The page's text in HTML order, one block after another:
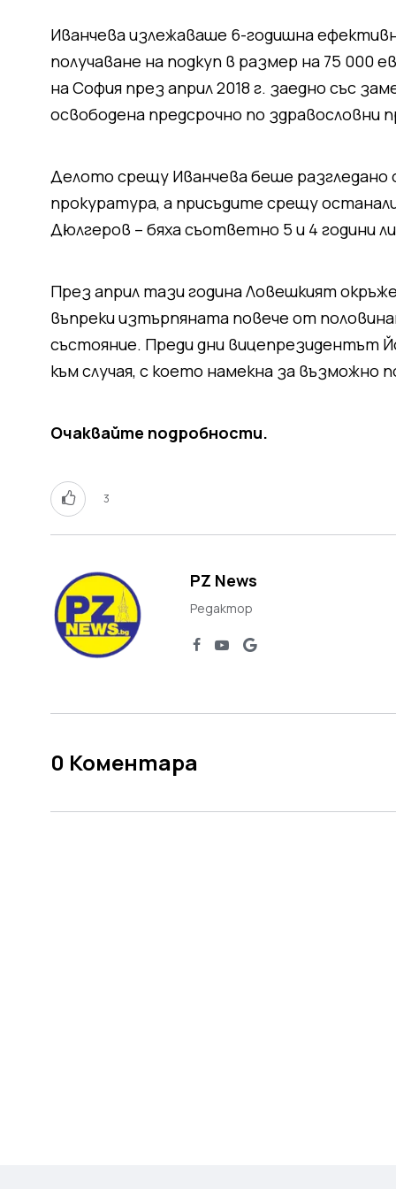
Иванчева излежаваше 6-годишна
получаване на подкуп в размер на 75 000
на София през април 2018 г. заедно със
освободена предсрочно по здравословни
Делото срещу Иванчева беше
прокуратура, а присъдите срещу
Дюлгеров – бяха съответно 5 и 4 години
През април тази година Ловешкият
въпреки изтърпяната повече от
състояние. Преди дни вицепрезидентът
към случая, с което намекна за възможно
Очаквайте подробности.
3
PZ News
Редактор
0 Коментара